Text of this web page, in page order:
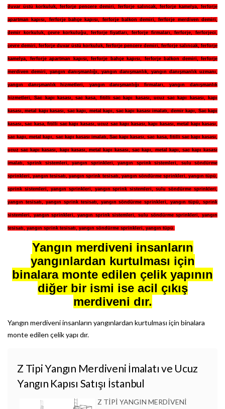
duvar üstü korkuluk, ferforje pencere demiri, ferforje salıncak, ferforje kamelya, ferforje
apartman kapısı, ferforje bahçe kapısı, ferforje balkon demiri,ferforje merdiven demiri,
demir korkuluk,çevre korkuluğu, ferforje fiyatları,ferforje firmaları,ferforje,ferforjeci,
çevre demiri, ferforje duvar üstü korkuluk, ferforje pencere demiri, ferforje salıncak, ferforje
kamelya, ferforje apartman kapısı, ferforje bahçe kapısı, ferforje balkon demiri, ferforje
merdiven demiri, yangın danışmanlığı, yangın danışmanlık, yangın danışmanlık uzmanı,
yangın danışmanlık hizmetleri, yangın danışmanlığı firmaları,yangın danışmanlık
hizmetleri,Sac kapı kasası,sac kasa, fitilli sac kapı kasası, ucuz sac kapı kasası, kapı
kasası,metal kapı kasası, sac kapı, metal kapı, sac kapı kasası imalatı, demir kapı, Sac kapı
kasası,sac kasa,fitilli sac kapı kasası,ucuz sac kapı kasası, kapı kasası,metal kapı kasası,
sac kapı,metal kapı, sac kapı kasası imalatı, Sac kapı kasası,sac kasa, fitilli sac kapı kasası,
ucuz sac kapı kasası, kapı kasası, metal kapı kasası,sac kapı, metal kapı, sac kapı kasası
imalatı,sprink sistemleri,yangın sprinkleri,yangın sprink sistemleri, sulu söndürme
sprinkleri,yangın tesisatı,yangın sprink tesisatı, yangın söndürme sprinkleri, yangın tüpü,
sprink sistemleri, yangın sprinkleri, yangın sprink sistemleri,sulu söndürme sprinkleri,
yangın tesisatı, yangın sprink tesisatı, yangın söndürme sprinkleri,yangın tüpü,sprink
sistemleri, yangın sprinkleri,yangın sprink sistemleri,sulu söndürme sprinkleri,yangın
tesisatı, yangın sprink tesisatı, yangın söndürme sprinkleri, yangın tüpü.
Yangın merdiveni insanların
yangınlardan kurtulması için
binalara monte edilen çelik yapının
diğer bir ismi ise acil çıkış
merdiveni dır.
Yangın merdiveni insanların yangınlardan kurtulması için binalara
monte edilen çelik yapı dır.
Z Tipi Yangın Merdiveni İmalatı ve Ucuz
Yangın Kapısı Satışı İstanbul
Z TİPİ YANGIN MERDİVENİ